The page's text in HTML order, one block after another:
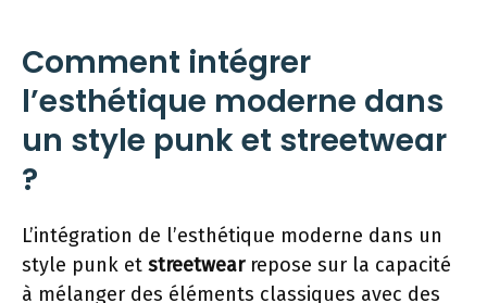
Comment intégrer
l’esthétique moderne dans
un style punk et streetwear
?
L’intégration de l’esthétique moderne dans un
style punk et streetwearrepose sur la capacité
à mélanger des éléments classiques avec des